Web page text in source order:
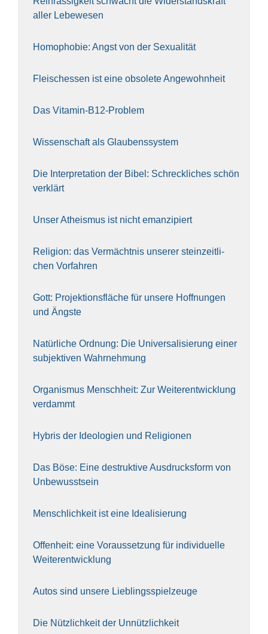
aller Lebe­we­sen
Homo­pho­bie: Angst von der Sexua­li­tät
Fleisch­essen ist eine obso­le­te An‍ge‍wohn‍heit
Das Vit­amin-B12-Pro­blem
Wis­sen­schaft als Glau­bens­sys­tem
Die Inter­pre­ta­ti­on der Bibel: Schreck­li­ches schön
ver­klärt
Unser Athe­is­mus ist nicht eman­zi­piert
Reli­gi­on: das Ver­mächt­nis unse­rer stein­zeit­li­
chen Vor­fah­ren
Gott: Pro­jek­ti­ons­flä­che für unse­re Hoff­nun­gen
und Ängs­te
Natür­li­che Ord­nung: Die Uni­ver­sa­li­sie­rung einer
sub­jek­ti­ven Wahr­neh­mung
Orga­nis­mus Mensch­heit: Zur Wei­ter­ent­wick­lung
ver­dammt
Hybris der Ideo­lo­gien und Reli­gio­nen
Das Böse: Eine destruk­ti­ve Aus­drucks­form von
Unbe­wusst­sein
Mensch­lich­keit ist eine Idea­li­sie­rung
Offen­heit: eine Vor­aus­set­zung für indi­vi­du­el­le
Wei­ter­ent­wick­lung
Autos sind unse­re Lieb­lings­spiel­zeu­ge
Die Nütz­lich­keit der Unnütz­lich­keit